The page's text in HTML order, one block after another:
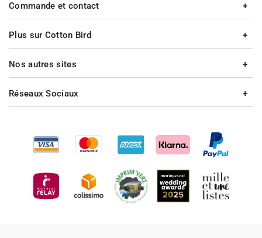
Commande et contact
Plus sur Cotton Bird
Nos autres sites
Réseaux Sociaux